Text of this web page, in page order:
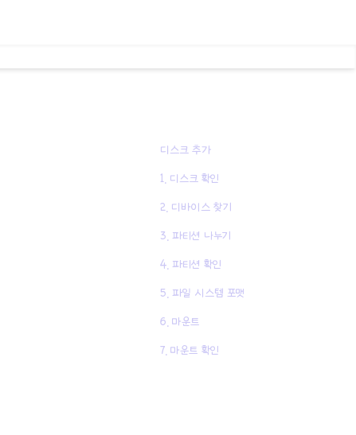
디스크 추가
1. 디스크 확인
2. 디바이스 찾기
3. 파티션 나누기
4. 파티션 확인
5. 파일 시스템 포맷
6. 마운트
7. 마운트 확인